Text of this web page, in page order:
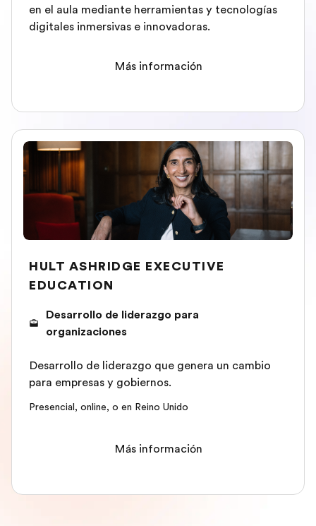
en el aula mediante herramientas y tecnologías
digitales inmersivas e innovadoras.
Más información
HULT ASHRIDGE EXECUTIVE
EDUCATION
Desarrollo de liderazgo para
organizaciones
Desarrollo de liderazgo que genera un cambio
para empresas y gobiernos.
Presencial, online, o en Reino Unido
Más información